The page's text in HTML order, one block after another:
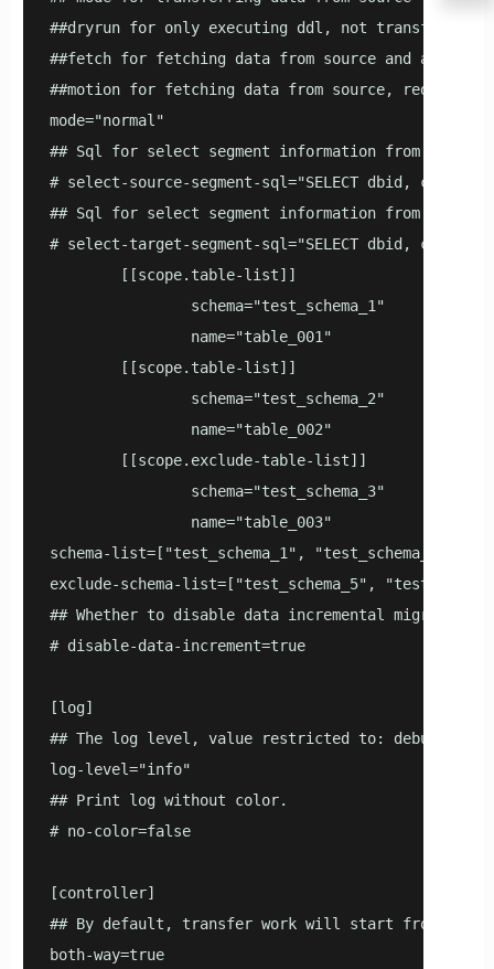
##dryrun for only executing ddl, not transferring
##fetch for fetching data from source and abandon
##motion for fetching data from source,
mode="normal"
## Sql for select segment information from
# select-source-segment-sql="SELECT dbid, content,
## Sql for select segment information from target
# select-target-segment-sql="SELECT dbid, content,
        [[scope.table-list]]
                schema="test_schema_1"
                name="table_001"
        [[scope.table-list]]
                schema="test_schema_2"
                name="table_002"
        [[scope.exclude-table-list]]
                schema="test_schema_3"
                name="table_003"
schema-list=["test_schema_1", "test_schema_2"]
exclude-schema-list=["test_schema_5",
## Whether to disable data incremental
# disable-data-increment=true
[log]
## The log level, value restricted to: debug/
log-level="info"
## Print log without color.
# no-color=false
[controller]
## By default, transfer work will start from the
both-way=true